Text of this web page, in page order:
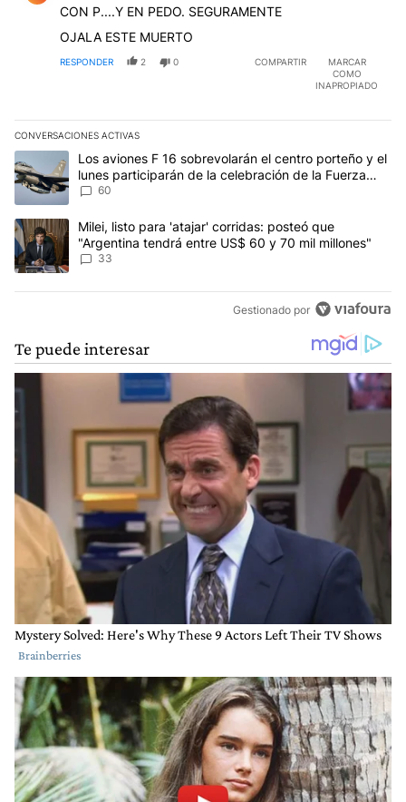
CON P....Y EN PEDO. SEGURAMENTE
OJALA ESTE MUERTO
RESPONDER 2 0 COMPARTIR
MARCAR
COMO
INAPROPIADO
CONVERSACIONES ACTIVAS
Este listado muestra los artículos con más comentarios en los
Un artículo de tendencia con el título "Los aviones F 16
Los aviones F 16 sobrevolarán el centro porteño y el
lunes participarán de la celebración de la Fuerza
Aérea
60
Un artículo de tendencia con el título "Milei, listo para 'atajar'
Milei, listo para 'atajar' corridas: posteó que
"Argentina tendrá entre US$ 60 y 70 mil millones"
33
Gestionado por